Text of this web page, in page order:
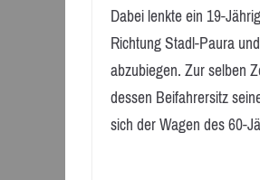
Dabei lenkte ein 19-
Richtung Stadl-Paura
abzubiegen. Zur selben
dessen Beifahrersitz
sich der Wagen des 60-